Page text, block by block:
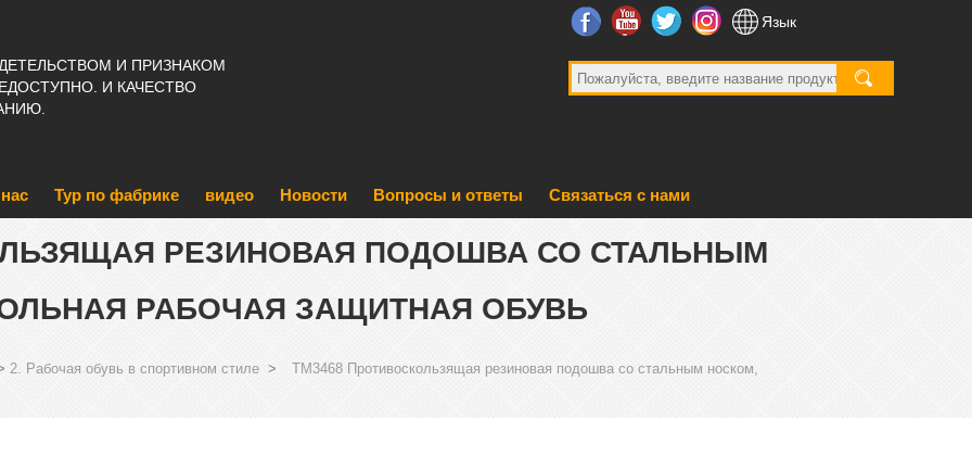
И ПРИЗНАКОМ
И КАЧЕСТВО
facebookYouTubeTwitter Инстаграм
Язык
Тур по фабрике видео Новости Вопросы и ответы Связаться с нами
РЕЗИНОВАЯ ПОДОШВА СО СТАЛЬНЫМ
РАБОЧАЯ ЗАЩИТНАЯ ОБУВЬ
2. Рабочая обувь в спортивном стиле >
TM3468 Противоскользящая резиновая подошва со стальным носком,